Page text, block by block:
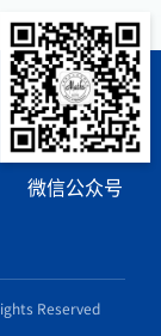
微信公众号
Reserved